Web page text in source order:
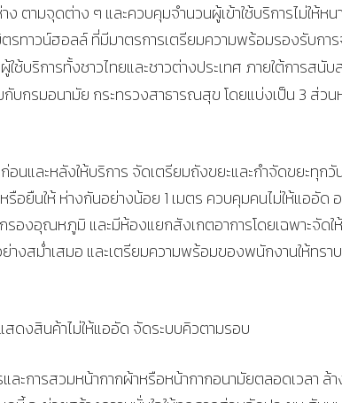
ามจุดต่าง ๆ และควบคุมจำนวนผู้เข้าใช้บริการไม่ให้หน
ทาวน์ฮอลล์ ที่มีมาตรการเตรียมความพร้อมรองรับกา
ใช้บริการทั้งชาวไทยและชาวต่างประเทศ ภายใต้การสนั
กับกรมอนามัย กระทรวงสาธารณสุข โดยแบ่งเป็น 3 ส่ว
นและหลังให้บริการ จัดเตรียมถังขยะและกำจัดขยะทุกวั
ยืนให้ ห่างกันอย่างน้อย 1 เมตร ควบคุมคนไม่ให้แออัด
องอุณหภูมิ และมีห้องแยกสังเกตอาการโดยเฉพาะจัดใ
างสม่ำเสมอ และเตรียมความพร้อมของพนักงานให้ทรา
ดงสินค้าไม่ให้แออัด จัดระบบคิวตามรอบ
ะการสวมหน้ากากผ้าหรือหน้ากากอนามัยตลอดเวลา ล้